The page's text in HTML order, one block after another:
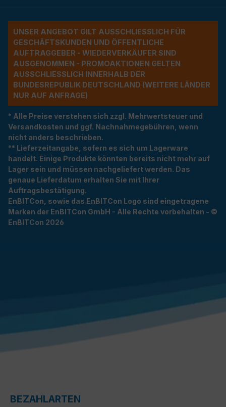
Regelmäßige Firmware-
Aktualisierungen für höchste
Leistung
Mit der Sophos Support & Services Lizenz
erhalten Sie regelmäßige Firmware-
Aktualisierungen, um Ihre Access Points immer
auf dem neuesten Stand zu halten. Profitieren Sie
von den neuesten Funktionen und
Sicherheitsverbesserungen für eine optimale
Leistung.
Vertrauen Sie auf Sophos Support &
Services
Zusätzlich erhalten Sie eine umfassende und
zuverlässige Unterstützung für Ihre Wi-Fi
Infrastruktur. Profitieren Sie von zentralisiertem
Management, erweiterten RMA-Services, 24x7
UNSER ANGEBOT GILT AUSSCHLIESSLICH FÜR G
ESCHÄFTSKUNDEN UND ÖFFENTLICHE A
UFTRAGGEBER - WIEDERVERKÄUFER SIND A
USGENOMMEN - PROMOAKTIONEN GELTEN A
USSCHLIESSLICH INNERHALB DER BU
NDESREPUBLIK DEUTSCHLAND (WEITERE LÄNDER NU
R AUF ANFRAGE)
* Alle Preise verstehen sich zzgl. Mehrwertsteuer und
Versandkosten und ggf. Nachnahmegebühren, wenn
nicht anders beschrieben.
** Lieferzeitangabe, sofern es sich um Lagerware
handelt. Einige Produkte könnten bereits nicht mehr auf
Lager sein und müssen nachgeliefert werden. Das
genaue Lieferdatum erhalten Sie mit Ihrer
Auftragsbestätigung.
EnBITCon, sowie das EnBITCon Logo sind eingetragene
Marken der EnBITCon GmbH - Alle Rechte vorbehalten - ©
EnBITCon 2026
BEZAHLARTEN